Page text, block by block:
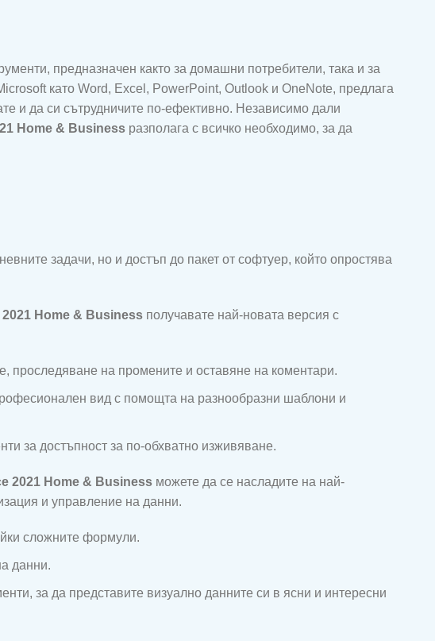
предназначен както за домашни потребители, така и за
като Word, Excel, PowerPoint, Outlook и OneNote, предлага
и да си сътрудничите по-ефективно. Независимо дали
Home & Business разполага с всичко необходимо, за да
задачи, но и достъп до пакет от софтуер, който опростява
2021 Home & Business получавате най-новата версия с
проследяване на промените и оставяне на коментари.
вид с помощта на разнообразни шаблони и
за достъпност за по-обхватно изживяване.
2021 Home & Business можете да се насладите на най-
и управление на данни.
сложните формули.
данни.
за да представите визуално данните си в ясни и интересни